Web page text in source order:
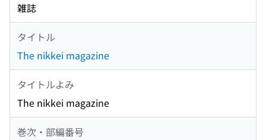
雑誌
タイトル
The nikkei magazine
タイトルよみ
The nikkei magazine
巻次・部編番号